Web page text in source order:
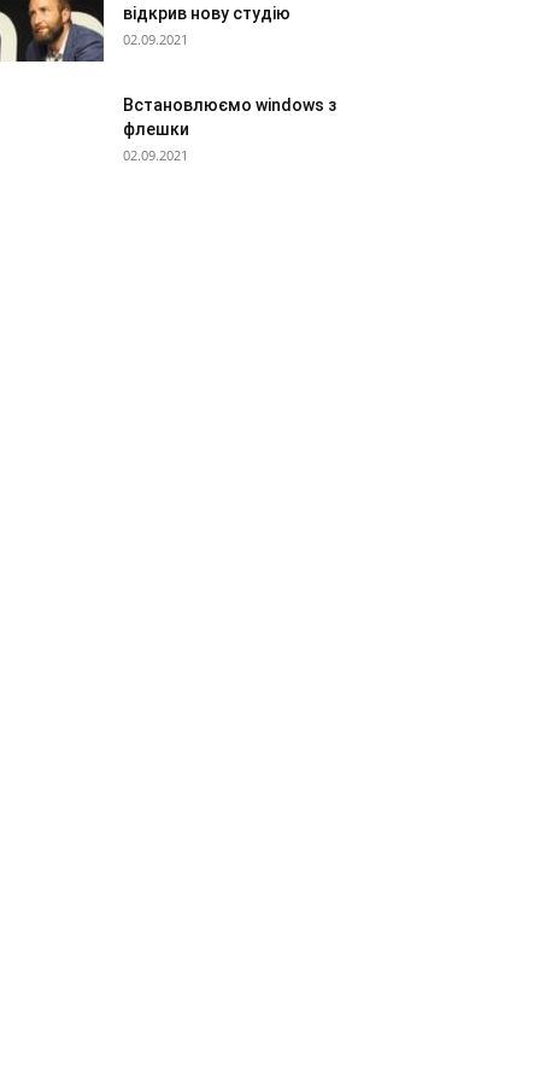
відкрив нову студію
02.09.2021
Встановлюємо windows з
флешки
02.09.2021